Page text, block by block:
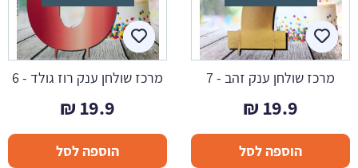
מרכז שולחן ענק זהב - 7
19.9
₪
הוספה לסל
מרכז שולחן ענק רוז גולד - 6
19.9
₪
הוספה לסל